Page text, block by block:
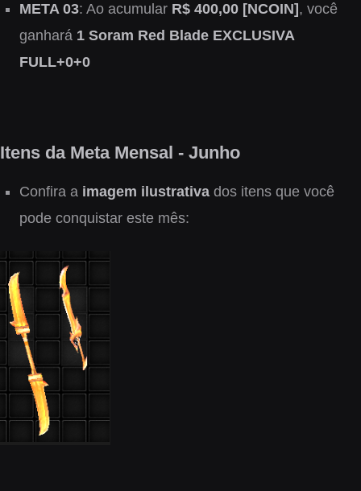
META 03: Ao acumular R$ 400,00 [NCOIN] , você
ganhará 1 Soram Red Blade EXCLUSIVA
FULL+0+0
Itens da Meta Mensal - Junho
Confira a imagem ilustrativa dos itens que você
pode conquistar este mês: